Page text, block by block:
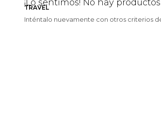
TRAVEL
¡Lo sentimos! No hay
Inténtalo nuevamente con otros criterios